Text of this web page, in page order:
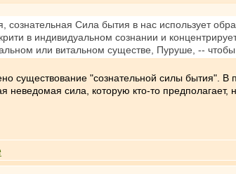
сознательная Сила бытия в нас использует
в индивидуальном сознании и
или витальном существе, Пуруше, --
существование "сознательной силы бытия". В
сила, которую кто-то предполагает,